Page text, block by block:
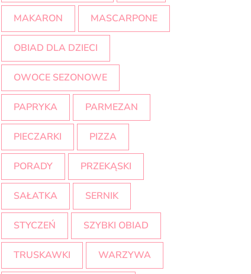
MAKARON MASCARPONE
OBIAD DLA DZIECI
OWOCE SEZONOWE
PAPRYKA PARMEZAN
PIECZARKI PIZZA
PORADY PRZEKĄSKI
SAŁATKA SERNIK
STYCZEŃ SZYBKI OBIAD
TRUSKAWKI WARZYWA